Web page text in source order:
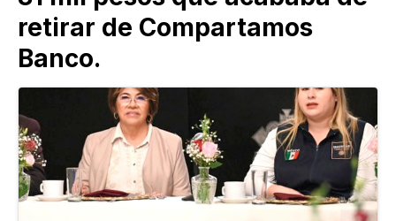
retirar de Compartamos
Banco.